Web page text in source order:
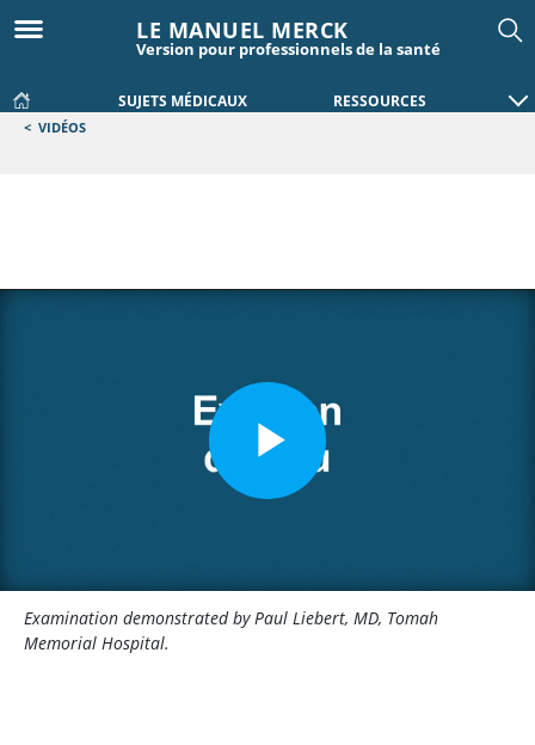
LE MANUEL MERCK
Version pour professionnels de la santé
SUJETS MÉDICAUX RESSOURCES
< VIDÉOS
Examination demonstrated by Paul Liebert, MD, Tomah
Memorial Hospital.